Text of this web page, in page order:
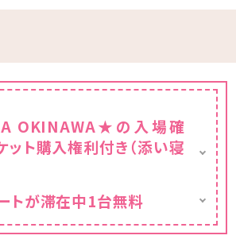
OKINAWA★の入場確
ト購入権利付き（添い寝
のチケットをご予約の
寝は除く）ご購入いただけま
トが滞在中1台無料